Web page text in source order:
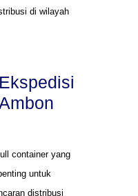
di wilayah
container yang
untuk
distribusi